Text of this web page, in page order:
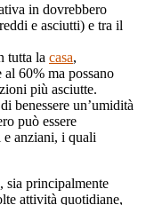
in dovrebbero
e asciutti) e tra il
tutta la casa,
60% ma possano
più asciutte.
benessere un’umidità
può essere
e anziani, i quali
sia principalmente
attività quotidiane,